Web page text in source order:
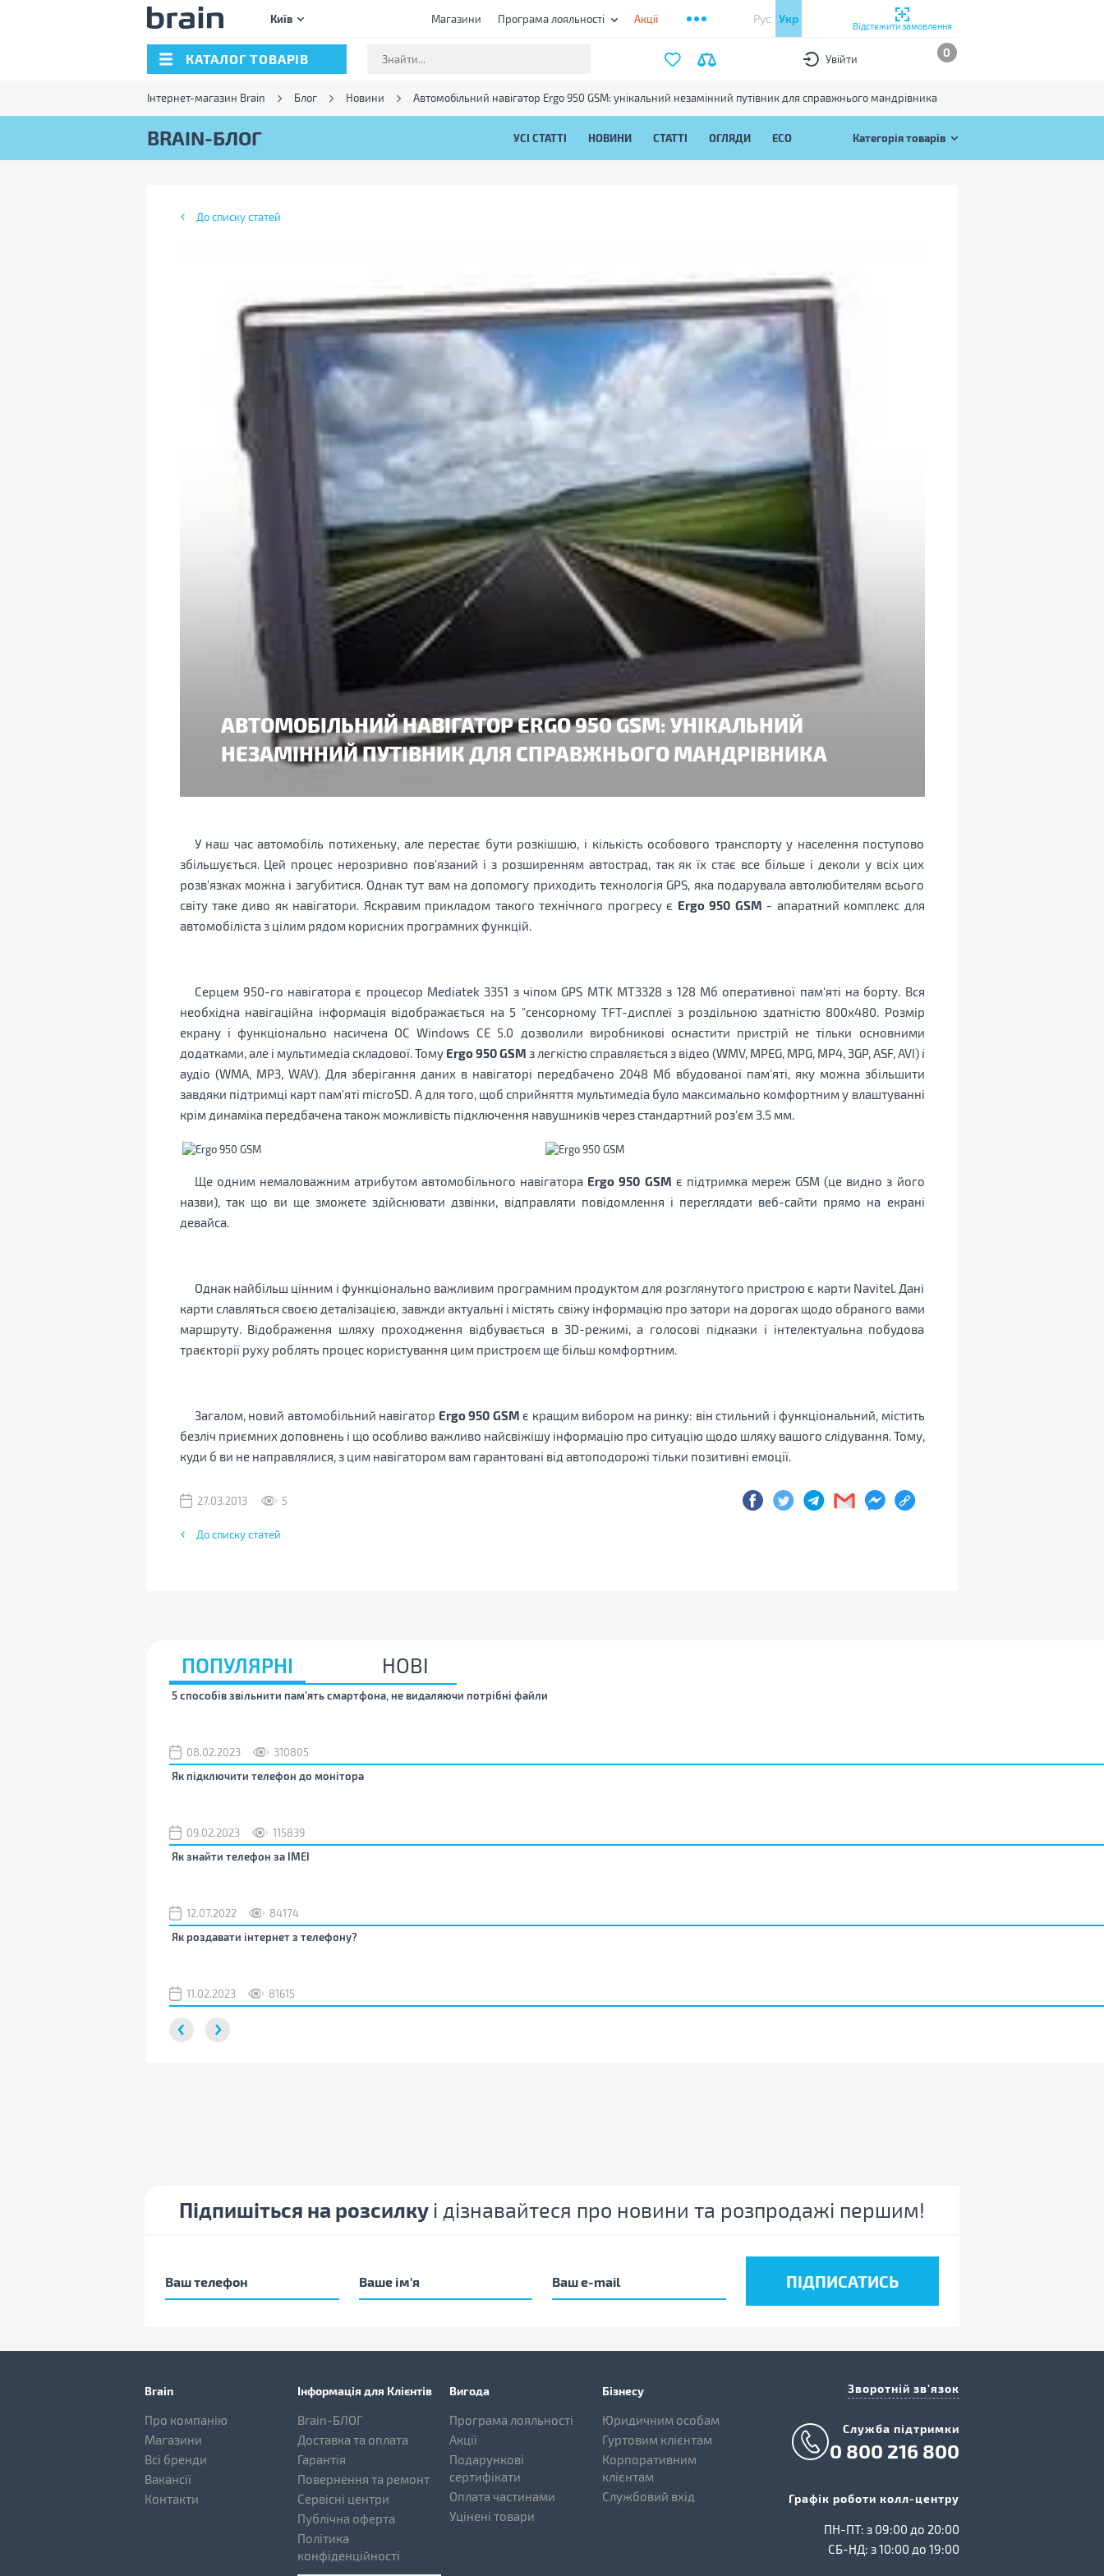
Київ Магазини Програма лояльності Акції Рус Укр
Відстежити замовлення
КАТАЛОГ ТОВАРІВ Увійти 0
Інтернет-магазин Brain Блог Новини Автомобільний навігатор Ergo 950 GSM: унікальний незамінний путівник для справжнього мандрівника
BRAIN-БЛОГ УСІ СТАТТІ НОВИНИ СТАТТІ ОГЛЯДИ ECO Категорія товарів
До списку статей
АВТОМОБІЛЬНИЙ НАВІГАТОР ERGO 950 GSM: УНІКАЛЬНИЙ
НЕЗАМІННИЙ ПУТІВНИК ДЛЯ СПРАВЖНЬОГО МАНДРІВНИКА
У наш час автомобіль потихеньку, але перестає бути розкішшю, і кількість особового транспорту у населення поступово
збільшується. Цей процес нерозривно пов'язаний і з розширенням автострад, так як їх стає все більше і деколи у всіх цих
розв'язках можна і загубитися. Однак тут вам на допомогу приходить технологія GPS, яка подарувала автолюбителям всього
світу таке диво як навігатори. Яскравим прикладом такого технічного прогресу є Ergo 950 GSM - апаратний комплекс для
автомобіліста з цілим рядом корисних програмних функцій.
Серцем 950-го навігатора є процесор Mediatek 3351 з чіпом GPS MTK MT3328 з 128 Мб оперативної пам'яті на борту. Вся
необхідна навігаційна інформація відображається на 5 "сенсорному TFT-дисплеї з роздільною здатністю 800х480. Розмір
екрану і функціонально насичена ОС Windows CE 5.0 дозволили виробникові оснастити пристрій не тільки основними
додатками, але і мультимедіа складової. Тому Ergo 950 GSM з легкістю справляється з відео (WMV, MPEG, MPG, MP4, 3GP, ASF, AVI) і
аудіо (WMA, MP3, WAV). Для зберігання даних в навігаторі передбачено 2048 Мб вбудованої пам'яті, яку можна збільшити
завдяки підтримці карт пам'яті microSD. А для того, щоб сприйняття мультимедіа було максимально комфортним у влаштуванні
крім динаміка передбачена також можливість підключення навушників через стандартний роз'єм 3.5 мм.
Ще одним немаловажним атрибутом автомобільного навігатора Ergo 950 GSM є підтримка мереж GSM (це видно з його
назви), так що ви ще зможете здійснювати дзвінки, відправляти повідомлення і переглядати веб-сайти прямо на екрані
девайса.
Однак найбільш цінним і функціонально важливим програмним продуктом для розглянутого пристрою є карти Navitel. Дані
карти славляться своєю деталізацією, завжди актуальні і містять свіжу інформацію про затори на дорогах щодо обраного вами
маршруту. Відображення шляху проходження відбувається в 3D-режимі, а голосові підказки і інтелектуальна побудова
траєкторії руху роблять процес користування цим пристроєм ще більш комфортним.
Загалом, новий автомобільний навігатор Ergo 950 GSM є кращим вибором на ринку: він стильний і функціональний, містить
безліч приємних доповнень і що особливо важливо найсвіжішу інформацію про ситуацію щодо шляху вашого слідування. Тому,
куди б ви не направлялися, з цим навігатором вам гарантовані від автоподорожі тільки позитивні емоції.
27.03.2013 5
До списку статей
ПОПУЛЯРНІ НОВІ
5 способів звільнити пам’ять смартфона, не видаляючи потрібні файли
08.02.2023
310805
Як підключити телефон до монітора
09.02.2023
115839
Як знайти телефон за IMEI
12.07.2022
84174
Як роздавати інтернет з телефону?
11.02.2023 81615
Підпишіться на розсилку і дізнавайтеся про новини та розпродажі першим!
Brain
Про компанію
Магазини
Всі бренди
Вакансії
Контакти
Інформація для Клієнтів
Brain-БЛОГ
Доставка та оплата
Гарантія
Повернення та ремонт
Сервісні центри
Публічна оферта
Політика
конфіденційності
Вигода
Програма лояльності
Акції
Подарункові
сертифікати
Оплата частинами
Уцінені товари
Бізнесу
Юридичним особам
Гуртовим клієнтам
Корпоративним
клієнтам
Службовий вхід
Зворотній зв'язок
Cлужба підтримки
0 800 216 800
Графік роботи колл-центру
ПН-ПТ: з 09:00 до 20:00
СБ-НД: з 10:00 до 19:00